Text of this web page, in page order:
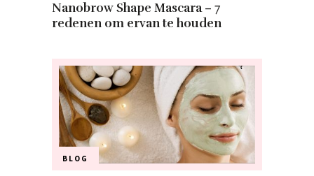
Nanobrow Shape Mascara – 7
redenen om ervan te houden
BLOG